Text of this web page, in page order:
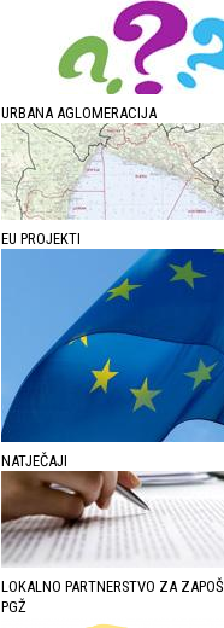
URBANA AGLOMERACIJA
EU PROJEKTI
NATJEČAJI
LOKALNO PARTNERSTVO ZA
PGŽ